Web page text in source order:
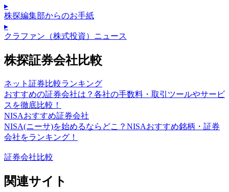
▸
株探編集部からのお手紙
▸
クラファン（株式投資）ニュース
株探証券会社比較
ネット証券比較ランキング
おすすめの証券会社は？各社の手数料・取引ツールやサービ
スを徹底比較！
NISAおすすめ証券会社
NISA(ニーサ)を始めるならどこ？NISAおすすめ銘柄・証券
会社をランキング！
証券会社比較
関連サイト